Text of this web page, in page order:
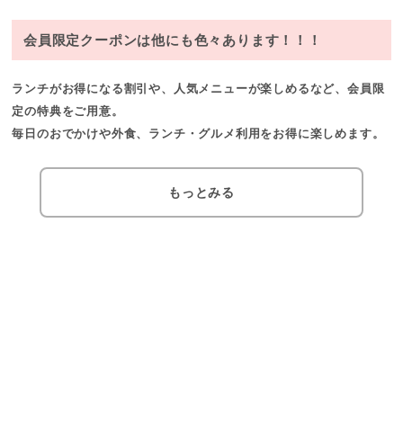
会員限定クーポンは他にも色々あります！！！
ランチがお得になる割引や、人気メニューが楽しめるなど、会員限
定の特典をご用意。
毎日のおでかけや外食、 ランチ・グルメ利用をお得に楽しめます。
もっとみる